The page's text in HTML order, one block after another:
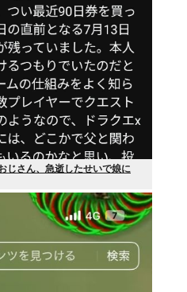
じさん、急逝したせいで娘に